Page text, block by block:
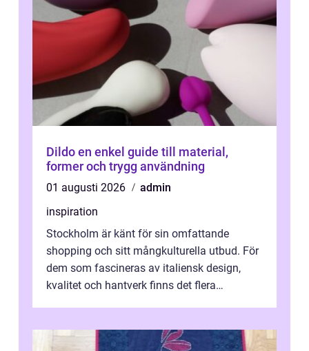
Dildo en enkel guide till material,
former och trygg användning
01 augusti 2026
admin
inspiration
Stockholm är känt för sin omfattande
shopping och sitt mångkulturella utbud. För
dem som fascineras av italiensk design,
kvalitet och hantverk finns det flera